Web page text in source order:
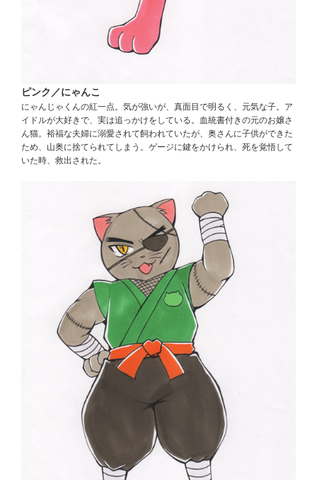
ピンク／にゃんこ
にゃんじゃくんの紅一点。気が強いが、真面目で明るく、元気な子。ア
イドルが大好きで、実は追っかけをしている。血統書付きの元のお嬢さ
ん猫。裕福な夫婦に溺愛されて飼われていたが、奥さんに子供ができた
ため、山奥に捨てられてしまう。ゲージに鍵をかけられ、死を覚悟して
いた時、救出された。